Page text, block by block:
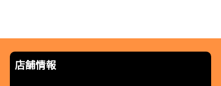
店舗情報